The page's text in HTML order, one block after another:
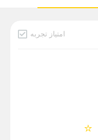
امتیاز تجربه
⭐